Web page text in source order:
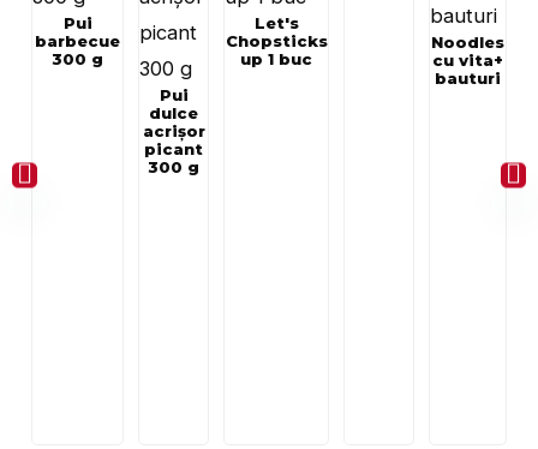
Pui
barbecue
300 g
Pui
dulce
acrișor
picant
300 g
Let's
Chopsticks
up 1 buc
Noodles
cu vita+
bauturi